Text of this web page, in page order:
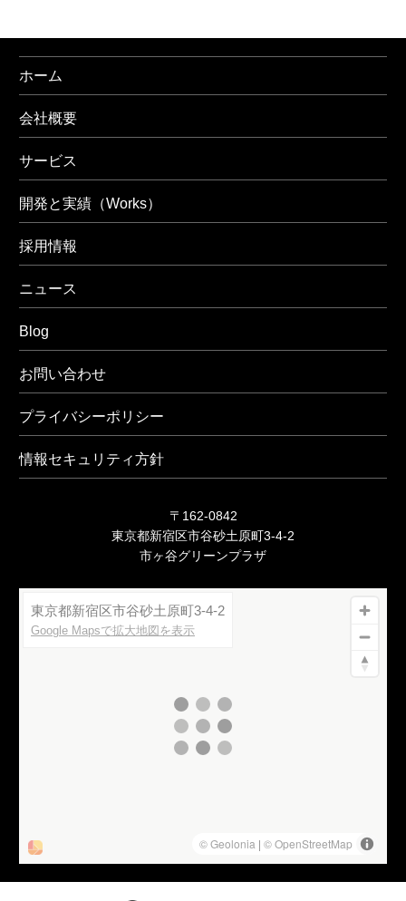
ホーム
会社概要
サービス
開発と実績（Works）
採用情報
ニュース
Blog
お問い合わせ
プライバシーポリシー
情報セキュリティ方針
〒162-0842
東京都新宿区市谷砂土原町3-4-2
市ヶ谷グリーンプラザ
東京都新宿区市谷砂土原町3-4-2
Google Mapsで拡大地図を表示